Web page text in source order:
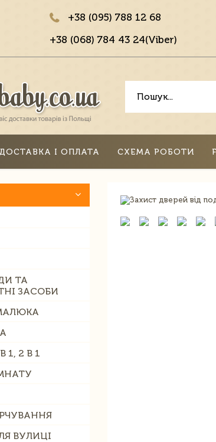
+38 (095) 788 12 68
+38 (068) 784 43 24(Viber)
І ОПЛАТА СХЕМА РОБОТИ
ТА
ЗАСОБИ
1, 2 В 1
ВУЛИЦІ